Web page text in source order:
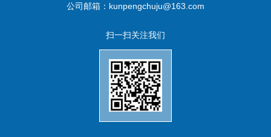
公司邮箱：kunpengchuju@163.com
扫一扫关注我们